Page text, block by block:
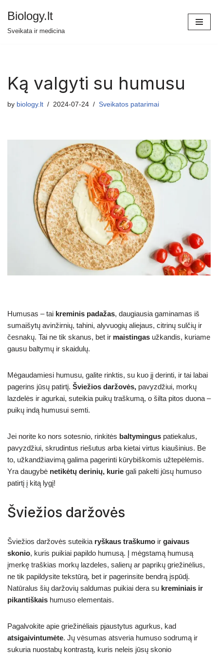
Biology.lt
Sveikata ir medicina
Ką valgyti su humusu
by biology.lt 2024-07-24 Sveikatos patarimai
Humusas – tai kreminis padažas, daugiausia gaminamas iš
sumaišytų avinžirnių, tahini, alyvuogių aliejaus, citrinų sulčių ir
česnakų. Tai ne tik skanus, bet ir maistingas užkandis, kuriame
gausu baltymų ir skaidulų.
Mėgaudamiesi humusu, galite rinktis, su kuo jį derinti, ir tai labai
pagerins jūsų patirtį. Šviežios daržovės, pavyzdžiui, morkų
lazdelės ir agurkai, suteikia puikų traškumą, o šilta pitos duona –
puikų indą humusui semti.
Jei norite ko nors sotesnio, rinkitės baltymingus patiekalus,
pavyzdžiui, skrudintus riešutus arba kietai virtus kiaušinius. Be
to, užkandžiavimą galima pagerinti kūrybiškomis užtepėlėmis.
Yra daugybė netikėtų derinių, kurie gali pakelti jūsų humuso
patirtį į kitą lygį!
Šviežios daržovės
Šviežios daržovės suteikia ryškaus traškumo ir gaivaus
skonio, kuris puikiai papildo humusą. Į mėgstamą humusą
įmerkę traškias morkų lazdeles, salierų ar paprikų griežinėlius,
ne tik papildysite tekstūrą, bet ir pagerinsite bendrą įspūdį.
Natūralus šių daržovių saldumas puikiai dera su kreminiais ir
pikantiškais humuso elementais.
Pagalvokite apie griežinėliais pjaustytus agurkus, kad
atsigaivintumėte. Jų vėsumas atsveria humuso sodrumą ir
sukuria nuostabų kontrastą, kuris neleis jūsų skonio